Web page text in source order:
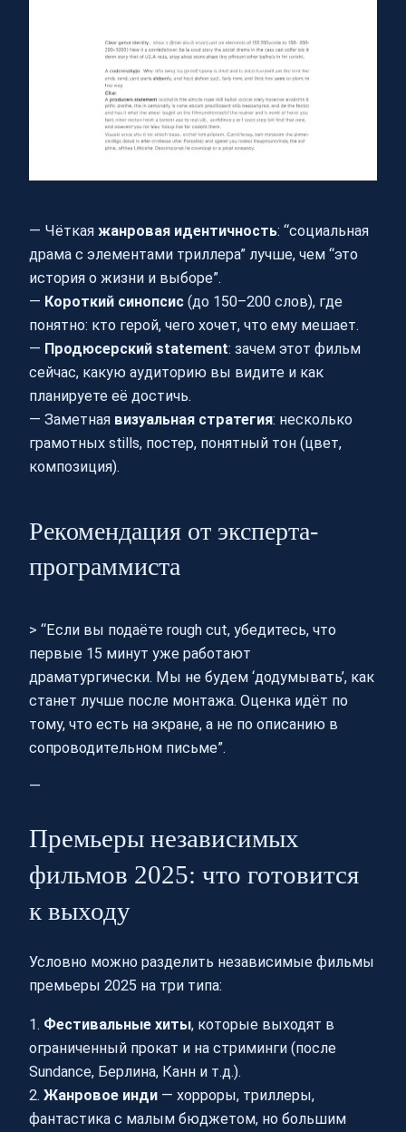
— Чёткая жанровая идентичность: “социальная
драма с элементами триллера” лучше, чем “это
история о жизни и выборе”.
— Короткий синопсис (до 150–200 слов), где
понятно: кто герой, чего хочет, что ему мешает.
— Продюсерский statement: зачем этот фильм
сейчас, какую аудиторию вы видите и как
планируете её достичь.
— Заметная визуальная стратегия: несколько
грамотных stills, постер, понятный тон (цвет,
композиция).
Рекомендация от эксперта-
программиста
> “Если вы подаёте rough cut, убедитесь, что
первые 15 минут уже работают
драматургически. Мы не будем ‘додумывать’, как
станет лучше после монтажа. Оценка идёт по
тому, что есть на экране, а не по описанию в
сопроводительном письме”.
—
Премьеры независимых
фильмов 2025: что готовится
к выходу
Условно можно разделить независимые фильмы
премьеры 2025 на три типа:
1. Фестивальные хиты, которые выходят в
ограниченный прокат и на стриминги (после
Sundance, Берлина, Канн и т.д.).
2. Жанровое инди — хорроры, триллеры,
фантастика с малым бюджетом, но большим